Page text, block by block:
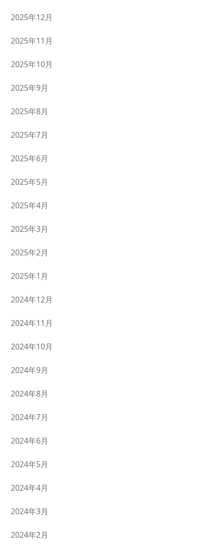
2025年12月
2025年11月
2025年10月
2025年9月
2025年8月
2025年7月
2025年6月
2025年5月
2025年4月
2025年3月
2025年2月
2025年1月
2024年12月
2024年11月
2024年10月
2024年9月
2024年8月
2024年7月
2024年6月
2024年5月
2024年4月
2024年3月
2024年2月